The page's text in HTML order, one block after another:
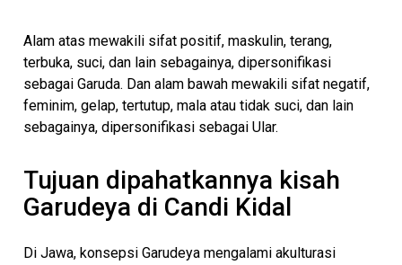
Alam atas mewakili sifat positif, maskulin, terang,
terbuka, suci, dan lain sebagainya, dipersonifikasi
sebagai Garuda. Dan alam bawah mewakili sifat negatif,
feminim, gelap, tertutup, mala atau tidak suci, dan lain
sebagainya, dipersonifikasi sebagai Ular.
Tujuan dipahatkannya kisah
Garudeya di Candi Kidal
Di Jawa, konsepsi Garudeya mengalami akulturasi